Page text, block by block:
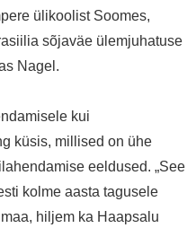
ülikoolist Soomes,
sõjaväe ülemjuhatuse
Nagel.
kui
küsis, millised on ühe
eeldused. „See
kolme aasta tagusele
hiljem ka Haapsalu